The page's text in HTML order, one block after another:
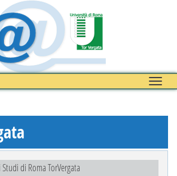
Toggle
di Roma TorVergata